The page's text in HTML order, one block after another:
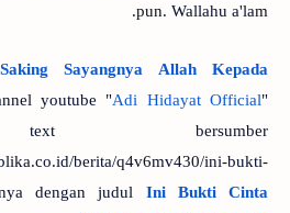
pun. Wallahu a'lam.
Saking Sayangnya Allah Kepada
youtube "Adi Hidayat Official"
text bersumber
berita/q4v6mv430/ini-bukti-
dengan judul Ini Bukti Cinta